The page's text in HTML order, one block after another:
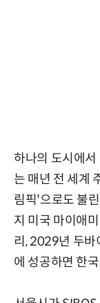
하나의 도시에서
는 매년 전 세계
림픽'으로도 불
지 미국 마이애
리, 2029년 두바
에 성공하면 한